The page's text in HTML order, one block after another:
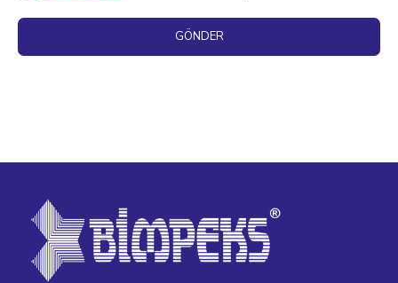
GÖNDER